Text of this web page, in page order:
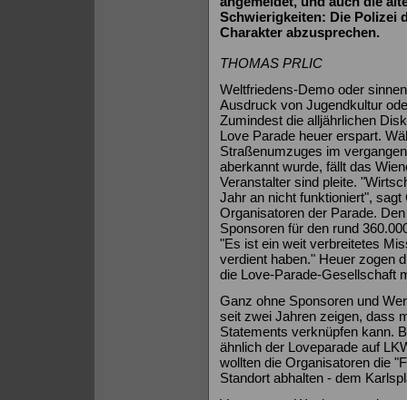
Schwierigkeiten: Die Polizei
Charakter abzusprechen.
THOMAS PRLIC
Weltfriedens-Demo oder
Ausdruck von Jugendkultur
Zumindest die alljährlichen
Love Parade heuer erspart.
Straßenumzuges im
aberkannt wurde, fällt das
Veranstalter sind pleite.
Jahr an nicht funktioniert",
Organisatoren der Parade.
Sponsoren für den rund
"Es ist ein weit verbreitetes
verdient haben." Heuer zogen
die Love-Parade-Gesellschaft
Ganz ohne Sponsoren und
seit zwei Jahren zeigen, dass
Statements verknüpfen kann.
ähnlich der Loveparade auf
wollten die Organisatoren die
Standort abhalten - dem